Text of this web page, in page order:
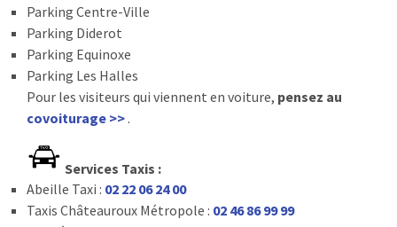
Parking Centre-Ville
Parking Diderot
Parking Equinoxe
Parking Les Halles
Pour les visiteurs qui viennent en voiture, pensez au
covoiturage >> .
Services Taxis :
Abeille Taxi : 02 22 06 24 00
Taxis Châteauroux Métropole : 02 46 86 99 99